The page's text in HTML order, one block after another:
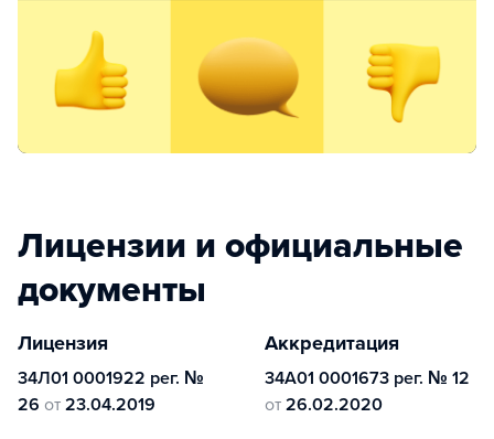
Лицензии и официальные
документы
Лицензия
34Л01 0001922 рег. №
26 от 23.04.2019
Аккредитация
34А01 0001673 рег. № 12
от 26.02.2020